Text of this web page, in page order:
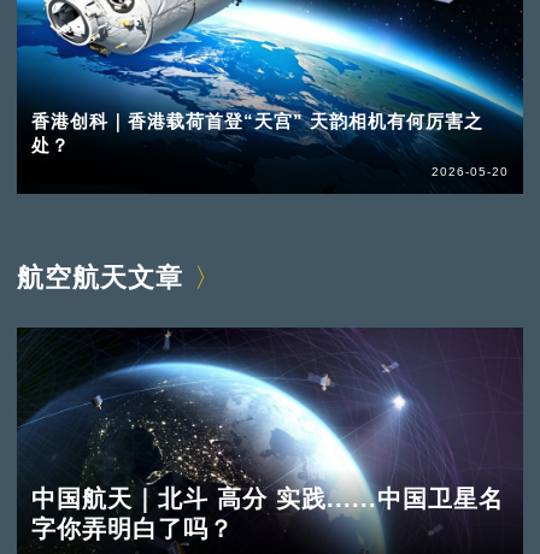
香港创科｜香港载荷首登“天宫” 天韵相机有何厉害之
处？
2026-05-20
航空航天文章
中国航天｜北斗 高分 实践......中国卫星名
字你弄明白了吗？